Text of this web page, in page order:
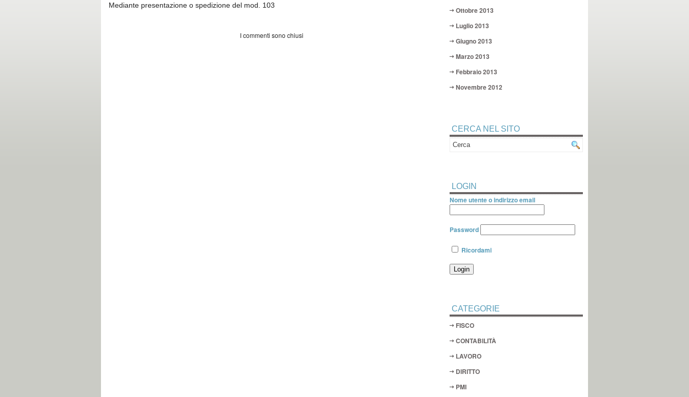
Mediante presentazione o spedizione del mod. 103
I commenti sono chiusi
Ottobre 2013
Luglio 2013
Giugno 2013
Marzo 2013
Febbraio 2013
Novembre 2012
CERCA NEL SITO
LOGIN
Nome utente o indirizzo email
Password
Ricordami
CATEGORIE
FISCO
CONTABILITÀ
LAVORO
DIRITTO
PMI